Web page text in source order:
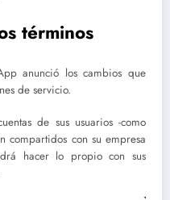
términos
anunció los cambios que
de servicio.
de sus usuarios -como
compartidos con su empresa
hacer lo propio con sus